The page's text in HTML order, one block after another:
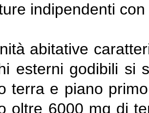
indipendenti
abitative
esterni godibili si
terra e piano
oltre 6000 mq di